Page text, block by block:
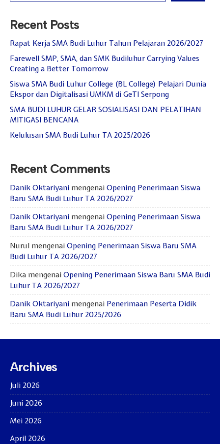
Recent Posts
Rapat Kerja SMA Budi Luhur Tahun Pelajaran 2026/2027
Farewell SMP, SMA, dan SMK Budiluhur Carrying Values
Creating a Better Tomorrow
Siswa SMA Budi Luhur College (BL College) Pelajari Dunia
Ekspor dan Digitalisasi UMKM di GeTI Serpong
SMA BUDI LUHUR GELAR SOSIALISASI DAN PELATIHAN
MITIGASI BENCANA
Kelulusan SMA Budi Luhur TA 2025/2026
Recent Comments
Danik Oktariyani mengenai Opening Penerimaan Siswa
Baru SMA Budi Luhur TA 2026/2027
Danik Oktariyani mengenai Opening Penerimaan Siswa
Baru SMA Budi Luhur TA 2026/2027
Nurul mengenai Opening Penerimaan Siswa Baru SMA
Budi Luhur TA 2026/2027
Dika mengenai Opening Penerimaan Siswa Baru SMA Budi
Luhur TA 2026/2027
Danik Oktariyani mengenai Penerimaan Peserta Didik
Baru SMA Budi Luhur 2025/2026
Archives
Juli 2026
Juni 2026
Mei 2026
April 2026